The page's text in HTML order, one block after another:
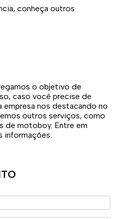
conheça outros
o objetivo de
caso você precise de
nos destacando no
outros serviços, como
de motoboy. Entre em
informações.